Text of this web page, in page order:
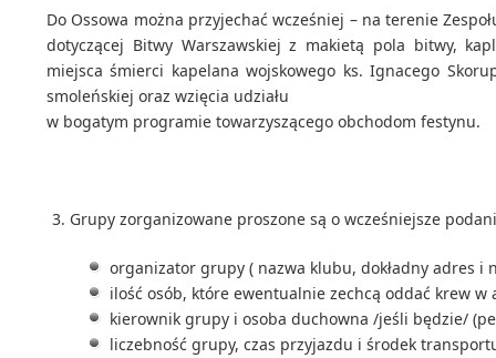
Do Ossowa można przyjechać wcześniej – na terenie
dotyczącej Bitwy Warszawskiej z makietą pola bitwy,
miejsca śmierci kapelana wojskowego ks.Ignacego
smoleńskiej oraz wzięcia udziału
w bogatym programie towarzyszącego obchodom festynu.
Grupy zorganizowane proszone są o wcześniejsze
organizator grupy ( nazwa klubu, dokładny adres i
ilość osób, które ewentualnie zechcą oddać krew
kierownik grupy i osoba duchowna /jeśli będzie/
liczebność grupy, czas przyjazdu i środek